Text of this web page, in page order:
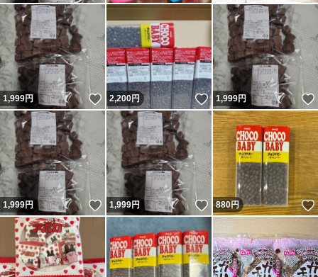
1,999円 いいね！
2,200円 いいね！
1,999円
1,999円 いいね！
1,999円 いいね！
880円